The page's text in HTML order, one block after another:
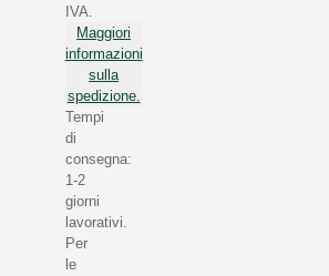
IVA.
Maggiori
informazioni
sulla
spedizione.
Tempi
di
consegna:
1-2
giorni
lavorativi.
Per
le